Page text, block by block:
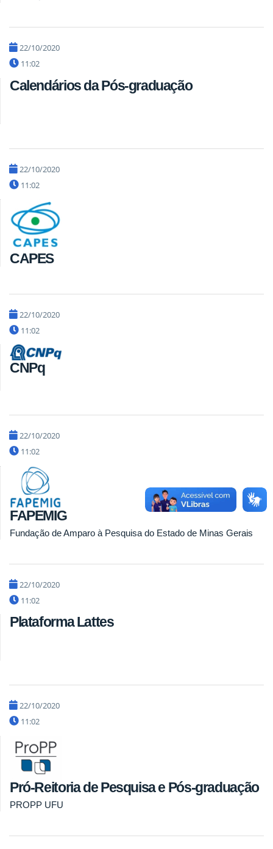
22/10/2020
11:02
Calendários da Pós-graduação
22/10/2020
11:02
CAPES
22/10/2020
11:02
CNPq
22/10/2020
11:02
FAPEMIG
Fundação de Amparo à Pesquisa do Estado de Minas Gerais
22/10/2020
11:02
Plataforma Lattes
22/10/2020
11:02
Pró-Reitoria de Pesquisa e Pós-graduação
PROPP UFU